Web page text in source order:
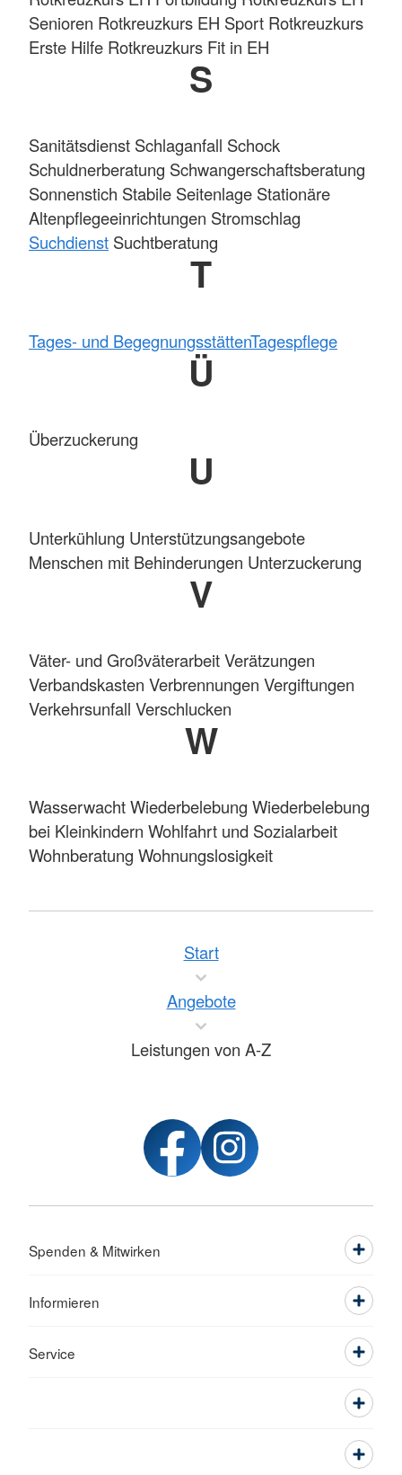
Senioren Rotkreuzkurs EH Sport Rotkreuzkurs
Erste Hilfe Rotkreuzkurs Fit in EH
S
Sanitätsdienst Schlaganfall Schock
Schuldnerberatung Schwangerschaftsberatung
Sonnenstich Stabile Seitenlage Stationäre
Altenpflegeeinrichtungen Stromschlag
Suchdienst Suchtberatung
T
Tages- und BegegnungsstättenTagespflege
Ü
Überzuckerung
U
Unterkühlung Unterstützungsangebote
Menschen mit Behinderungen Unterzuckerung
V
Väter- und Großväterarbeit Verätzungen
Verbandskasten Verbrennungen Vergiftungen
Verkehrsunfall Verschlucken
W
Wasserwacht Wiederbelebung Wiederbelebung
bei Kleinkindern Wohlfahrt und Sozialarbeit
Wohnberatung Wohnungslosigkeit
Start
Angebote
Leistungen von A-Z
Spenden & Mitwirken
Informieren
Service